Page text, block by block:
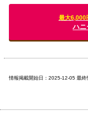
最大6,000
ハニ
情報掲載開始日：2025-12-05 最